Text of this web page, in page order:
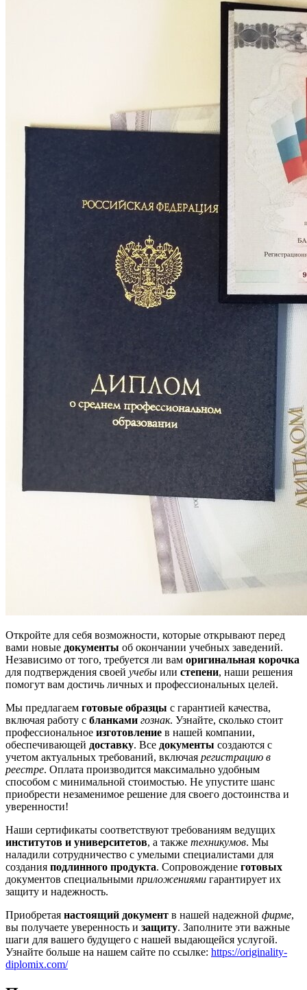
Откройте для себя возможности, которые открывают перед
вами новые документы об окончании учебных заведений.
Независимо от того, требуется ли вам оригинальная корочка
для подтверждения своей учебы или степени, наши решения
помогут вам достичь личных и профессиональных целей.
Мы предлагаем готовые образцы с гарантией качества,
включая работу с бланками гознак. Узнайте, сколько стоит
профессиональное изготовление в нашей компании,
обеспечивающей доставку. Все документы создаются с
учетом актуальных требований, включая регистрацию в
реестре. Оплата производится максимально удобным
способом с минимальной стоимостью. Не упустите шанс
приобрести незаменимое решение для своего достоинства и
уверенности!
Наши сертификаты соответствуют требованиям ведущих
институтов и университетов, а также техникумов. Мы
наладили сотрудничество с умелыми специалистами для
создания подлинного продукта. Сопровождение готовых
документов специальными приложениями гарантирует их
защиту и надежность.
Приобретая настоящий документ в нашей надежной фирме,
вы получаете уверенность и защиту. Заполните эти важные
шаги для вашего будущего с нашей выдающейся услугой.
Узнайте больше на нашем сайте по ссылке: https://originality-
diplomix.com/